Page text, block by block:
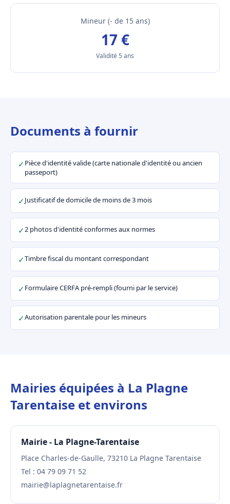
Mineur (- de 15 ans)
17 €
Validité 5 ans
Documents à fournir
✓ Pièce d'identité valide (carte nationale d'identité ou ancien
passeport)
✓Justificatif de domicile de moins de 3 mois
✓2 photos d'identité conformes aux normes
✓Timbre fiscal du montant correspondant
✓ Formulaire CERFA pré-rempli (fourni par le service)
✓Autorisation parentale pour les mineurs
Mairies équipées à La Plagne
Tarentaise et environs
Mairie - La Plagne-Tarentaise
Place Charles-de-Gaulle, 73210 La Plagne Tarentaise
Tel : 04 79 09 71 52
mairie@laplagnetarentaise.fr